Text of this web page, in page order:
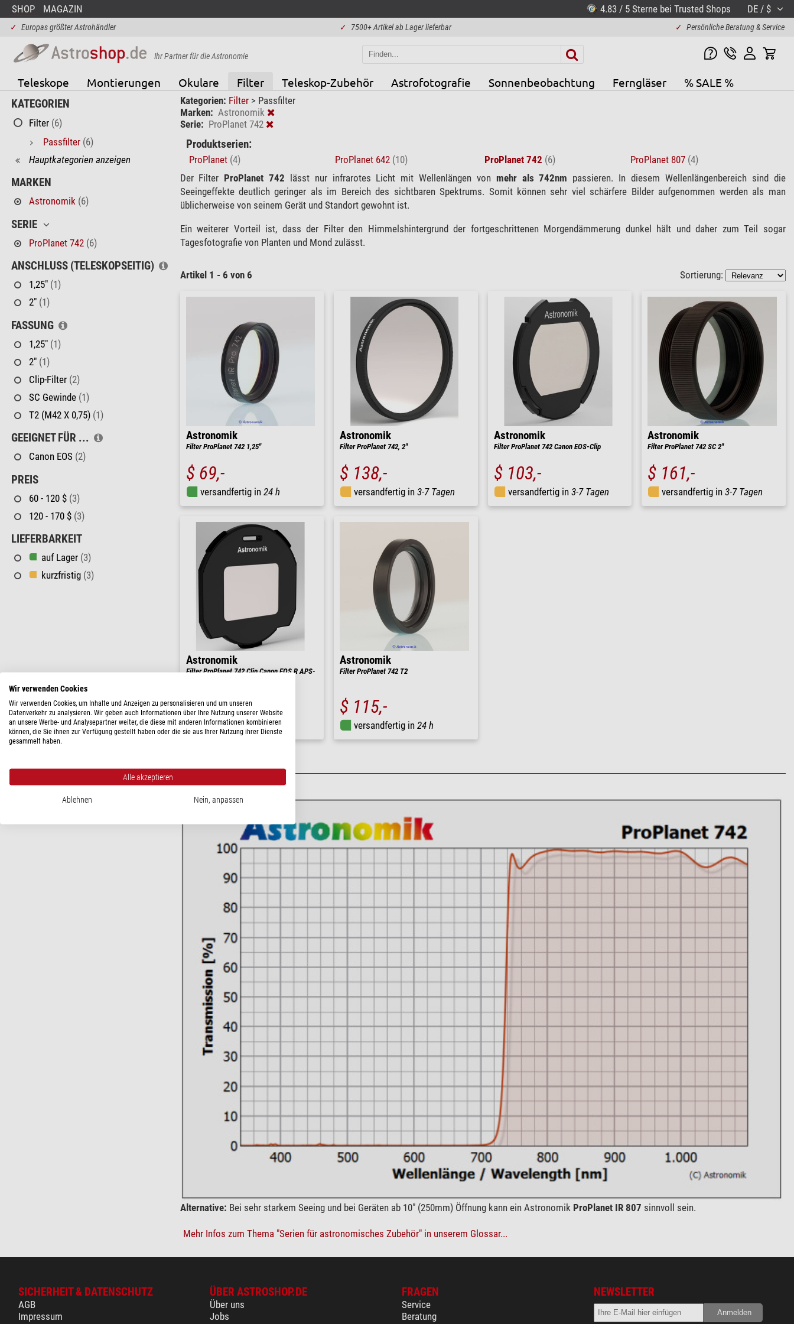
SHOP MAGAZIN 4.83 / 5 Sterne bei Trusted Shops DE / $
✓ Europas größter Astrohändler ✓ 7500+ Artikel ab Lager lieferbar ✓ Persönliche Beratung & Service
Ihr Partner für die Astronomie
Teleskope Montierungen Okulare Filter Teleskop-Zubehör Astrofotografie Sonnenbeobachtung Ferngläser % SALE %
KATEGORIEN
Filter (6)
Passfilter (6)
Hauptkategorien anzeigen
MARKEN
Astronomik (6)
SERIE
ProPlanet 742 (6)
ANSCHLUSS (TELESKOPSEITIG)
1,25" (1)
2" (1)
FASSUNG
1,25" (1)
2" (1)
Clip-Filter (2)
SC Gewinde (1)
T2 (M42 X 0,75) (1)
GEEIGNET FÜR ...
Canon EOS (2)
PREIS
60 - 120 $ (3)
120 - 170 $ (3)
LIEFERBARKEIT
auf Lager (3)
kurzfristig (3)
Kategorien: Filter > Passfilter
Marken: Astronomik
Serie: ProPlanet 742
Produktserien:
ProPlanet (4) ProPlanet 642 (10) ProPlanet 742 (6) ProPlanet 807 (4)
Der Filter ProPlanet 742 lässt nur infrarotes Licht mit Wellenlängen von mehr als 742nm passieren. In diesem Wellenlängenbereich sind die
Seeingeffekte deutlich geringer als im Bereich des sichtbaren Spektrums. Somit können sehr viel schärfere Bilder aufgenommen werden als man
üblicherweise von seinem Gerät und Standort gewohnt ist.
Ein weiterer Vorteil ist, dass der Filter den Himmelshintergrund der fortgeschrittenen Morgendämmerung dunkel hält und daher zum Teil sogar
Tagesfotografie von Planten und Mond zulässt.
Artikel 1 - 6 von 6 Sortierung:
Astronomik
Filter ProPlanet 742 1,25"
$ 69,-
versandfertig in 24 h
Astronomik
Filter ProPlanet 742, 2"
$ 138,-
versandfertig in 3-7 Tagen
Astronomik
Filter ProPlanet 742 Canon EOS-Clip
$ 103,-
versandfertig in 3-7 Tagen
Astronomik
Filter ProPlanet 742 SC 2"
$ 161,-
versandfertig in 3-7 Tagen
Astronomik
Filter ProPlanet 742 Clip Canon EOS R APS-
$ 126,-
versandfertig in24 h
Astronomik
Filter ProPlanet 742 T2
$ 115,-
versandfertig in 24 h
TRANSMISSIONSKURVE
Alternative: Bei sehr starkem Seeing und bei Geräten ab 10" (250mm) Öffnung kann ein Astronomik ProPlanet IR 807 sinnvoll sein.
Mehr Infos zum Thema "Serien für astronomisches Zubehör" in unserem Glossar...
SICHERHEIT & DATENSCHUTZ
AGB
Impressum
ÜBER ASTROSHOP.DE
Über uns
Jobs
FRAGEN
Service
Beratung
NEWSLETTER
Wir verwenden Cookies
Wir verwenden Cookies, um Inhalte und Anzeigen zu personalisieren und um unseren
Datenverkehr zu analysieren. Wir geben auch Informationen über Ihre Nutzung unserer Website
an unsere Werbe- und Analysepartner weiter, die diese mit anderen Informationen kombinieren
können, die Sie ihnen zur Verfügung gestellt haben oder die sie aus Ihrer Nutzung ihrer Dienste
gesammelt haben.
Alle akzeptieren
Ablehnen Nein, anpassen